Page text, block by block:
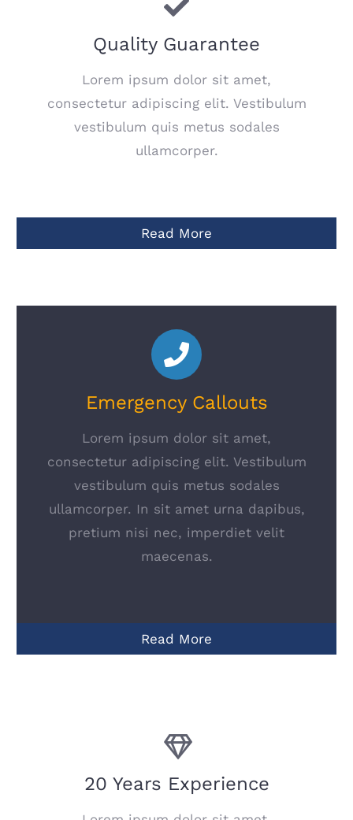
Quality Guarantee
Lorem ipsum dolor sit amet,
consectetur adipiscing elit. Vestibulum
vestibulum quis metus sodales
ullamcorper.
Read More
Emergency Callouts
Lorem ipsum dolor sit amet,
consectetur adipiscing elit. Vestibulum
vestibulum quis metus sodales
ullamcorper. In sit amet urna dapibus,
pretium nisi nec, imperdiet velit
maecenas.
Read More
20 Years Experience